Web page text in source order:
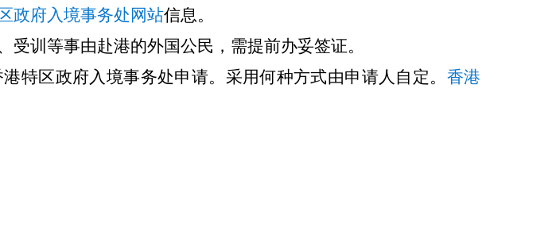
政府入境事务处网站信息。
训等事由赴港的外国公民，需提前办妥签证。
特区政府入境事务处申请。采用何种方式由申请人自定。 香港